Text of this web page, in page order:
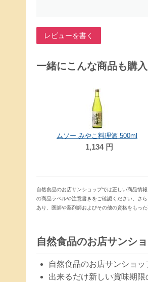
レビューを書く
一緒にこんな商品も購入
ムソー みやこ料理酒 500ml
1,134 円
自然食品のお店サンショップでは正しい商品情
の商品ラベルや注意書きをご確認ください。さ
あり、医師や薬剤師およびその他の資格をもっ
自然食品のお店サンシ
自然食品のお店サンショ
出来るだけ新しい賞味期